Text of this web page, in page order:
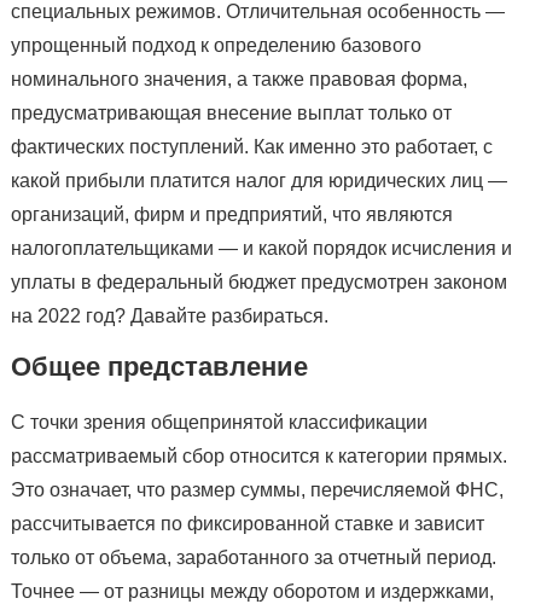
специальных режимов. Отличительная особенность —
упрощенный подход к определению базового
номинального значения, а также правовая форма,
предусматривающая внесение выплат только от
фактических поступлений. Как именно это работает, с
какой прибыли платится налог для юридических лиц —
организаций, фирм и предприятий, что являются
налогоплательщиками — и какой порядок исчисления и
уплаты в федеральный бюджет предусмотрен законом
на 2022 год? Давайте разбираться.
Общее представление
С точки зрения общепринятой классификации
рассматриваемый сбор относится к категории прямых.
Это означает, что размер суммы, перечисляемой ФНС,
рассчитывается по фиксированной ставке и зависит
только от объема, заработанного за отчетный период.
Точнее — от разницы между оборотом и издержками,